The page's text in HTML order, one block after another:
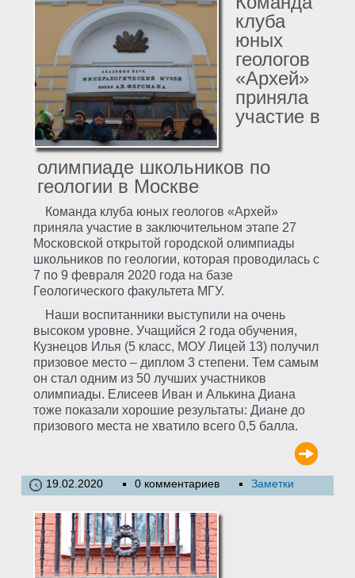
клуба
юных
геологов
«Архей»
приняла
участие в
олимпиаде школьников по
геологии в Москве
Команда клуба юных геологов «Архей»
приняла участие в заключительном этапе 27
Московской открытой городской олимпиады
школьников по геологии, которая проводилась с
7 по 9 февраля 2020 года на базе
Геологического факультета МГУ.
Наши воспитанники выступили на очень
высоком уровне. Учащийся 2 года обучения,
Кузнецов Илья (5 класс, МОУ Лицей 13) получил
призовое место – диплом 3 степени. Тем самым
он стал одним из 50 лучших участников
олимпиады. Елисеев Иван и Алькина Диана
тоже показали хорошие результаты: Диане до
призового места не хватило всего 0,5 балла.
19.02.2020 0 комментариев Заметки